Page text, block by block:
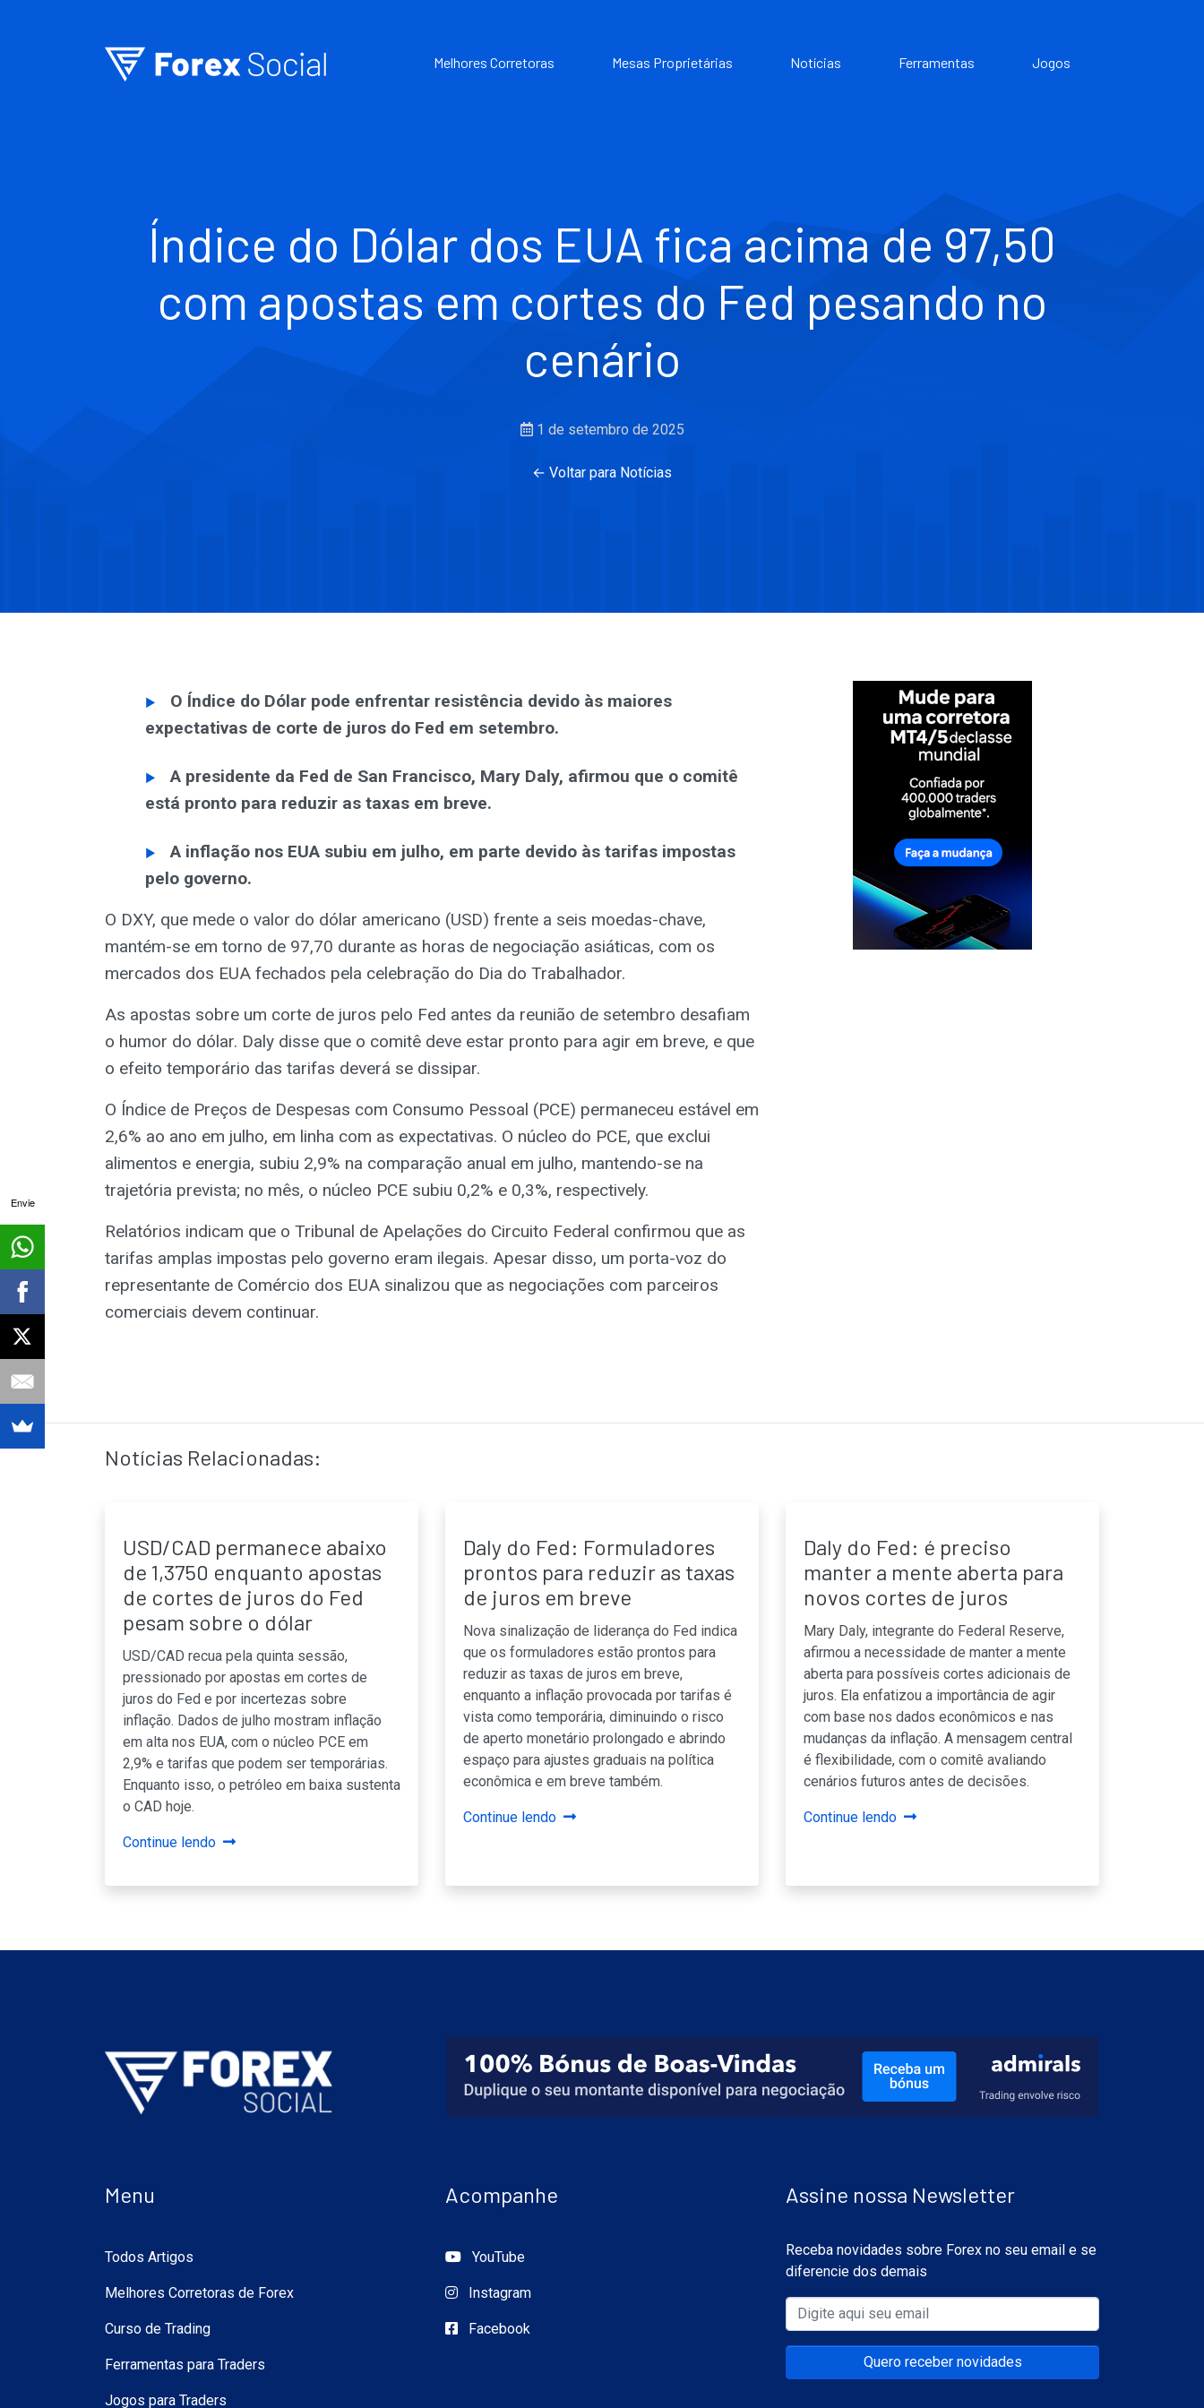
Melhores Corretoras Mesas Proprietárias Notícias Ferramentas Jogos
Índice do Dólar dos EUA fica acima de 97,50
com apostas em cortes do Fed pesando no
cenário
1 de setembro de 2025
← Voltar para Notícias
O Índice do Dólar pode enfrentar resistência devido às maiores
expectativas de corte de juros do Fed em setembro.
A presidente da Fed de San Francisco, Mary Daly, afirmou que o comitê
está pronto para reduzir as taxas em breve.
A inflação nos EUA subiu em julho, em parte devido às tarifas impostas
pelo governo.
O DXY, que mede o valor do dólar americano (USD) frente a seis moedas-chave,
mantém-se em torno de 97,70 durante as horas de negociação asiáticas, com os
mercados dos EUA fechados pela celebração do Dia do Trabalhador.
As apostas sobre um corte de juros pelo Fed antes da reunião de setembro desafiam
o humor do dólar. Daly disse que o comitê deve estar pronto para agir em breve, e que
o efeito temporário das tarifas deverá se dissipar.
O Índice de Preços de Despesas com Consumo Pessoal (PCE) permaneceu estável em
2,6% ao ano em julho, em linha com as expectativas. O núcleo do PCE, que exclui
alimentos e energia, subiu 2,9% na comparação anual em julho, mantendo-se na
trajetória prevista; no mês, o núcleo PCE subiu 0,2% e 0,3%, respectively.
Relatórios indicam que o Tribunal de Apelações do Circuito Federal confirmou que as
tarifas amplas impostas pelo governo eram ilegais. Apesar disso, um porta-voz do
representante de Comércio dos EUA sinalizou que as negociações com parceiros
comerciais devem continuar.
Notícias Relacionadas:
USD/CAD permanece abaixo
de 1,3750 enquanto apostas
de cortes de juros do Fed
pesam sobre o dólar
USD/CAD recua pela quinta sessão,
pressionado por apostas em cortes de
juros do Fed e por incertezas sobre
inflação. Dados de julho mostram inflação
em alta nos EUA, com o núcleo PCE em
2,9% e tarifas que podem ser temporárias.
Enquanto isso, o petróleo em baixa sustenta
o CAD hoje.
Continue lendo
Daly do Fed: Formuladores
prontos para reduzir as taxas
de juros em breve
Nova sinalização de liderança do Fed indica
que os formuladores estão prontos para
reduzir as taxas de juros em breve,
enquanto a inflação provocada por tarifas é
vista como temporária, diminuindo o risco
de aperto monetário prolongado e abrindo
espaço para ajustes graduais na política
econômica e em breve também.
Continue lendo
Daly do Fed: é preciso
manter a mente aberta para
novos cortes de juros
Mary Daly, integrante do Federal Reserve,
afirmou a necessidade de manter a mente
aberta para possíveis cortes adicionais de
juros. Ela enfatizou a importância de agir
com base nos dados econômicos e nas
mudanças da inflação. A mensagem central
é flexibilidade, com o comitê avaliando
cenários futuros antes de decisões.
Continue lendo
Menu
Todos Artigos
Melhores Corretoras de Forex
Curso de Trading
Ferramentas para Traders
Jogos para Traders
Acompanhe
YouTube
Instagram
Facebook
Assine nossa Newsletter
Receba novidades sobre Forex no seu email e se
diferencie dos demais
Quero receber novidades
Envie